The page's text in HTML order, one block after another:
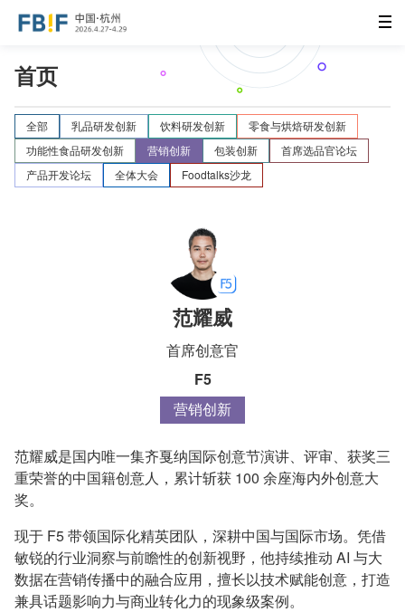
首页
全部 乳品研发创新 饮料研发创新
零食与烘焙研发创新
功能性食品研发创新
营销创新 包装创新
首席选品官论坛
产品开发论坛
全体大会 Foodtalks沙龙
范耀威
首席创意官
F5
营销创新
范耀威是国内唯一集齐戛纳国际创意节演讲、评审、获奖三
重荣誉的中国籍创意人，累计斩获 100 余座海内外创意大
奖。
现于 F5 带领国际化精英团队，深耕中国与国际市场。凭借
敏锐的行业洞察与前瞻性的创新视野，他持续推动 AI 与大
数据在营销传播中的融合应用，擅长以技术赋能创意，打造
兼具话题影响力与商业转化力的现象级案例。